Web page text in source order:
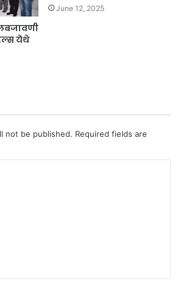
येथे
June 12, 2025
not be published. Required fields are